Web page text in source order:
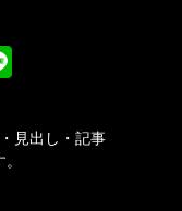
見出し・記事